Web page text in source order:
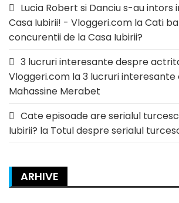
Lucia Robert si Danciu s-au intors
Casa Iubirii! - Vloggeri.com laCati
concurentii de la Casa Iubirii?
3 lucruri interesante despre
Vloggeri.com la3 lucruri
Mahassine Merabet
Cate episoade are serialul
Iubirii? la Totul despre serialul
ARHIVE